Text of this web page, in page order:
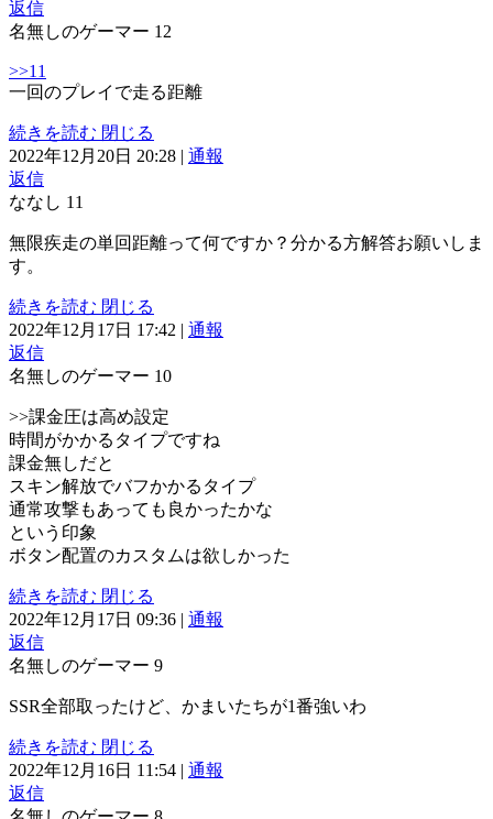
返信
名無しのゲーマー 12
>>11
一回のプレイで走る距離
続きを読む 閉じる
2022年12月20日 20:28 | 通報
返信
ななし 11
無限疾走の単回距離って何ですか？分かる方解答お願いしま
す。
続きを読む 閉じる
2022年12月17日 17:42 | 通報
返信
名無しのゲーマー 10
>>課金圧は高め設定
時間がかかるタイプですね
課金無しだと
スキン解放でバフかかるタイプ
通常攻撃もあっても良かったかな
という印象
ボタン配置のカスタムは欲しかった
続きを読む 閉じる
2022年12月17日 09:36 | 通報
返信
名無しのゲーマー 9
SSR全部取ったけど、かまいたちが1番強いわ
続きを読む 閉じる
2022年12月16日 11:54 | 通報
返信